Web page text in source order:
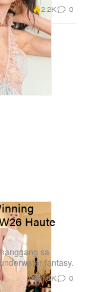
2.2K 0
Haute
sa
fantasy.
1.8K 0